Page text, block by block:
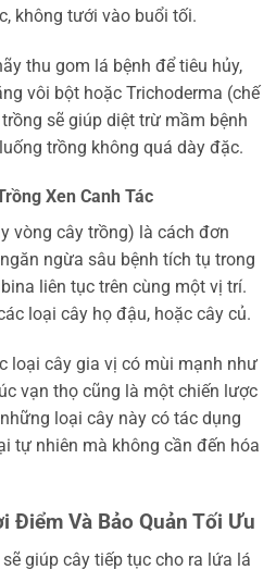
không tưới vào buổi tối.
thu gom lá bệnh để tiêu hủy,
vôi bột hoặc Trichoderma (chế
sẽ giúp diệt trừ mầm bệnh
trồng không quá dày đặc.
Xen Canh Tác
vòng cây trồng) là cách đơn
ngừa sâu bệnh tích tụ trong
liên tục trên cùng một vị trí.
loại cây họ đậu, hoặc cây củ.
loại cây gia vị có mùi mạnh như
vạn thọ cũng là một chiến lược
loại cây này có tác dụng
tự nhiên mà không cần đến hóa
Điểm Và Bảo Quản Tối Ưu
giúp cây tiếp tục cho ra lứa lá